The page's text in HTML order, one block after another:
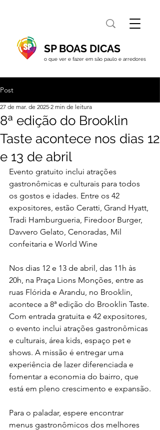
SP BOAS DICAS
o que ver e fazer em são paulo e arredores
Post
8ª edição do Brooklin
Taste acontece nos dias 12
e 13 de abril
27 de mar. de 2025 2 min de leitura
Evento gratuito inclui atrações
gastronômicas e culturais para todos
os gostos e idades. Entre os 42
expositores, estão Ceratti, Grand Hyatt,
Tradi Hamburgueria, Firedoor Burger,
Davvero Gelato, Cenoradas, Mil
confeitaria e World Wine
Nos dias 12 e 13 de abril, das 11h às
20h, na Praça Lions Monções, entre as
ruas Flórida e Arandu, no Brooklin,
acontece a 8ª edição do Brooklin Taste.
Com entrada gratuita e 42 expositores,
o evento inclui atrações gastronômicas
e culturais, área kids, espaço pet e
shows. A missão é entregar uma
experiência de lazer diferenciada e
fomentar a economia do bairro, que
está em pleno crescimento e expansão.
Para o paladar, espere encontrar
menus gastronômicos dos melhores